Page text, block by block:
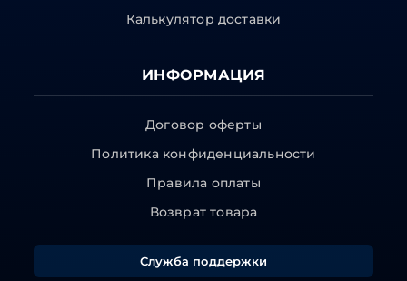
Калькулятор доставки
ИНФОРМАЦИЯ
Договор оферты
Политика конфиденциальности
Правила оплаты
Возврат товара
Служба поддержки